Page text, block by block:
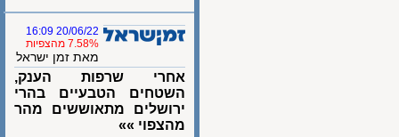
20/06/22 16:09
7.58% מהצפיות
מאת זמן ישראל
אחרי שרפות הענק,
השטחים הטבעיים בהרי
ירושלים מתאוששים מהר
מהצפוי »»